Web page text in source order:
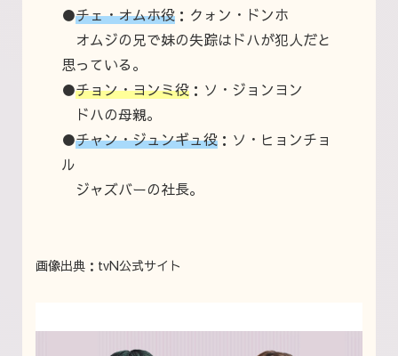
●チェ・オムホ役 ：クォン・ドンホ
オムジの兄で妹の失踪はドハが犯人だと
思っている。
●チョン・ヨンミ役 ：ソ・ジョンヨン
ドハの母親。
●チャン・ジュンギュ役 ：ソ・ヒョンチョ
ル
ジャズバーの社長。
画像出典：tvN公式サイト